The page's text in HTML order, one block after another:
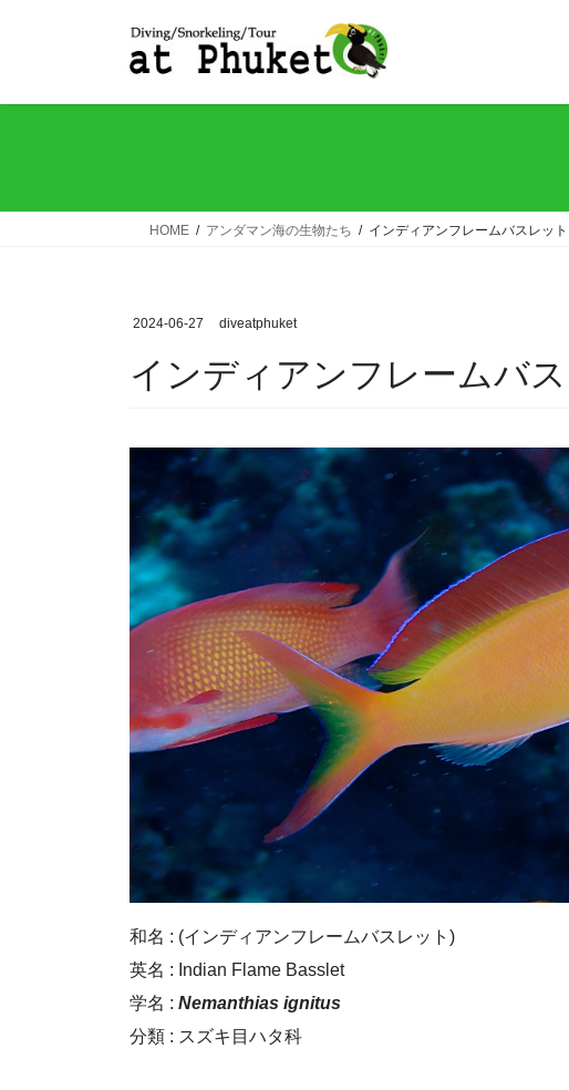
HOME アンダマン海の生物たち インディアンフレームバスレット
2024-06-27 diveatphuket
インディアンフレームバ
和名 : (インディアンフレームバスレット)
英名 : Indian Flame Basslet
学名 : Nemanthias ignitus
分類 : スズキ目ハタ科